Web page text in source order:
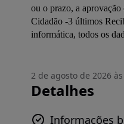
ou o prazo, a
Cidadão -3 últimos
informática, todos os
2 de agosto de 2026
Detalhes
Informações